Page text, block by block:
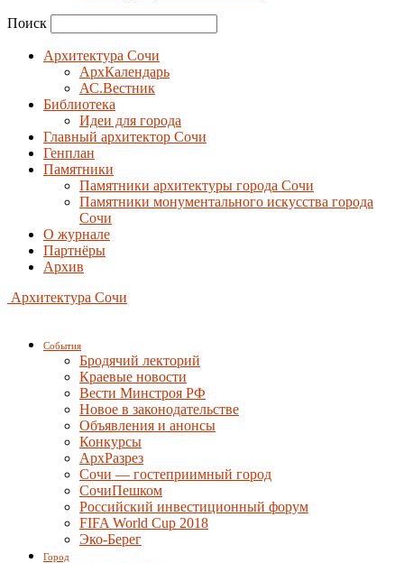
Поиск
Архитектура Сочи
АрхКалендарь
АС.Вестник
Библиотека
Идеи для города
Главный архитектор Сочи
Генплан
Памятники
Памятники архитектуры города Сочи
Памятники монументального искусства города
Сочи
О журнале
Партнёры
Архив
Архитектура Сочи
События
Бродячий лекторий
Краевые новости
Вести Минстроя РФ
Новое в законодательстве
Объявления и анонсы
Конкурсы
АрхРазрез
Сочи — гостеприимный город
СочиПешком
Российский инвестиционный форум
FIFA World Cup 2018
Эко-Берег
Город